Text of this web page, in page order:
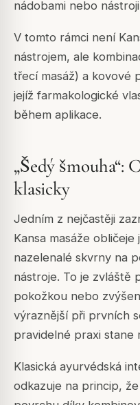
nádobami nebo
V tomto rámci není
nástrojem, ale
třecí masáž) a kovové
jejíž farmakologické
během aplikace.
„Šedý šmouha“:
klasicky
Jedním z nejčastěji
Kansa masáže
nazelenalé skvrny na
nástroje. To je zvláště
pokožkou nebo
výraznější při prvních
pravidelné praxi stane
Klasická ayurvédská
odkazuje na princip,